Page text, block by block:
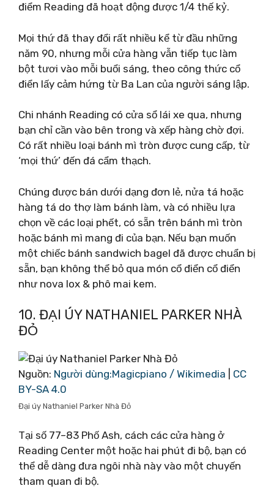
điểm Reading đã hoạt động được 1/4 thế kỷ.
Mọi thứ đã thay đổi rất nhiều kể từ đầu những
năm 90, nhưng mỗi cửa hàng vẫn tiếp tục làm
bột tươi vào mỗi buổi sáng, theo công thức cổ
điển lấy cảm hứng từ Ba Lan của người sáng lập.
Chi nhánh Reading có cửa sổ lái xe qua, nhưng
bạn chỉ cần vào bên trong và xếp hàng chờ đợi.
Có rất nhiều loại bánh mì tròn được cung cấp, từ
‘mọi thứ’ đến đá cẩm thạch.
Chúng được bán dưới dạng đơn lẻ, nửa tá hoặc
hàng tá do thợ làm bánh làm, và có nhiều lựa
chọn về các loại phết, có sẵn trên bánh mì tròn
hoặc bánh mì mang đi của bạn. Nếu bạn muốn
một chiếc bánh sandwich bagel đã được chuẩn bị
sẵn, bạn không thể bỏ qua món cổ điển cổ điển
như nova lox & phô mai kem.
10. ĐẠI ÚY NATHANIEL PARKER NHÀ
ĐỎ
Nguồn: Người dùng:Magicpiano / Wikimedia
CC
BY-SA 4.0
Đại úy Nathaniel Parker Nhà Đỏ
Tại số 77–83 Phố Ash, cách các cửa hàng ở
Reading Center một hoặc hai phút đi bộ, bạn có
thể dễ dàng đưa ngôi nhà này vào một chuyến
tham quan đi bộ.